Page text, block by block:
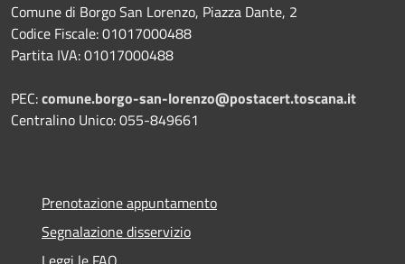
Comune di Borgo San Lorenzo, Piazza Dante, 2
Codice Fiscale: 01017000488
Partita IVA: 01017000488
PEC:comune.borgo-san-lorenzo@postacert.toscana.it
Centralino Unico: 055-849661
Prenotazione appuntamento
Segnalazione disservizio